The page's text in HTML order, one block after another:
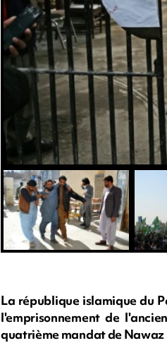
La république islamique du
l'emprisonnement de
quatrième mandat de